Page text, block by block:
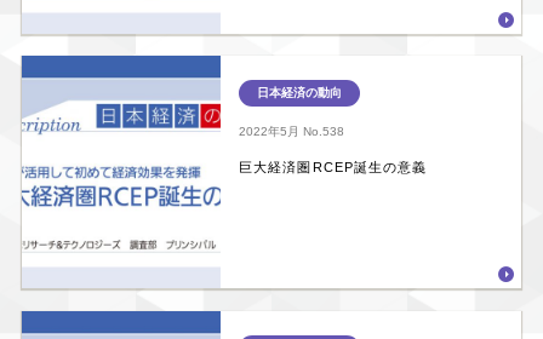
日本経済の動向
2022年5月 No.538
巨大経済圏RCEP誕生の意義